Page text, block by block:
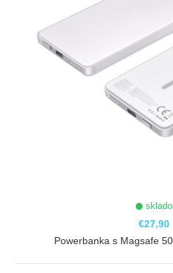
€27,90
Powerbanka s Magsafe